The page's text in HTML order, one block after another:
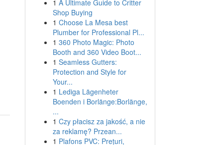
1 A Ultimate Guide to Critter
Shop Buying
1 Choose La Mesa best
Plumber for Professional Pl...
1 360 Photo Magic: Photo
Booth and 360 Video Boot...
1 Seamless Gutters:
Protection and Style for
Your...
1 Lediga Lägenheter
Boenden i Borlänge:Borlänge,
...
1 Czy płacisz za jakość, a nie
za reklamę? Przean...
1 Plafons PVC: Prețuri,